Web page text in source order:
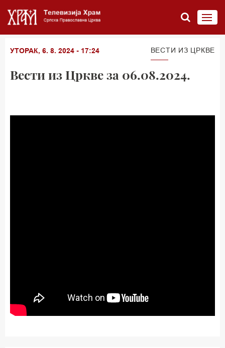
УТОРАК, 6. 8. 2024 - 17:24 ВЕСТИ ИЗ ЦРКВЕ
Вести из Цркве за 06.08.2024.